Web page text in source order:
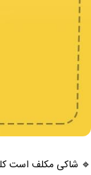
🔹️ شاکی مکلف است